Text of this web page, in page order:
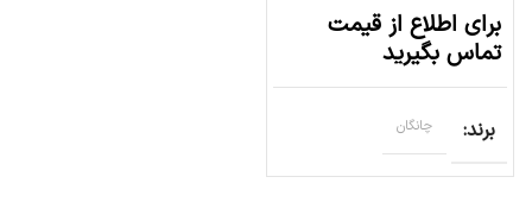
برای اطلاع از قیمت
تماس بگیرید
برند چانگان